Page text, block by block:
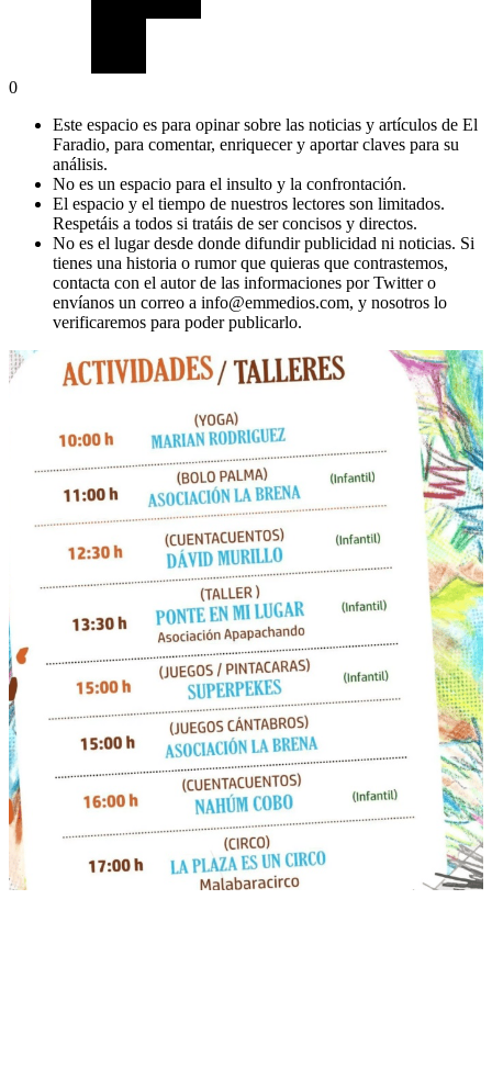
0
Este espacio es para opinar sobre las noticias y artículos de El
Faradio, para comentar, enriquecer y aportar claves para su
análisis.
No es un espacio para el insulto y la confrontación.
El espacio y el tiempo de nuestros lectores son limitados.
Respetáis a todos si tratáis de ser concisos y directos.
No es el lugar desde donde difundir publicidad ni noticias. Si
tienes una historia o rumor que quieras que contrastemos,
contacta con el autor de las informaciones por Twitter o
envíanos un correo a info@emmedios.com, y nosotros lo
verificaremos para poder publicarlo.